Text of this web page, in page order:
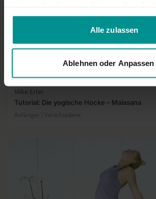
gesammelt haben.
Alle zulassen
Ablehnen oder Anpassen
Mike Erler
Tutorial: Die yogische Hocke – Malasana
Anfänger | Verschiedene